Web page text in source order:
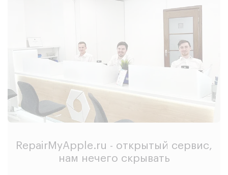
RepairMyApple.ru - открытый сервис,
нам нечего скрывать